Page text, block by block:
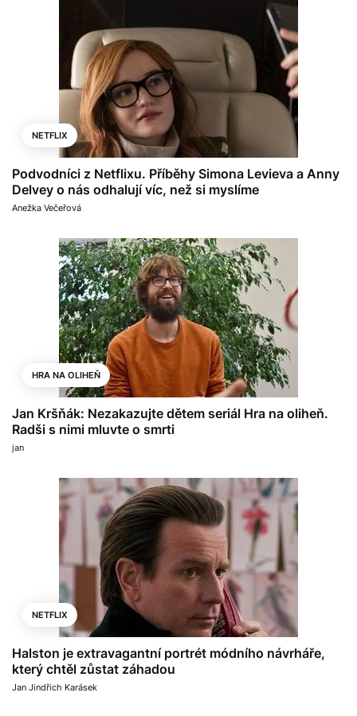
NETFLIX
Podvodníci z Netflixu. Příběhy Simona Levieva a Anny
Delvey o nás odhalují víc, než si myslíme
Anežka Večeřová
HRA NA OLIHEŇ
Jan Kršňák: Nezakazujte dětem seriál Hra na oliheň.
Radši s nimi mluvte o smrti
jan
NETFLIX
Halston je extravagantní portrét módního návrháře,
který chtěl zůstat záhadou
Jan Jindřich Karásek